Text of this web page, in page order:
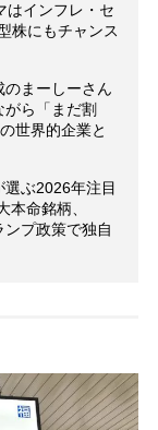
はインフレ・セ
株にもチャンス
のまーしーさん
ら「まだ割
世界的企業と
ぶ2026年注目
命銘柄、
プ政策で独自